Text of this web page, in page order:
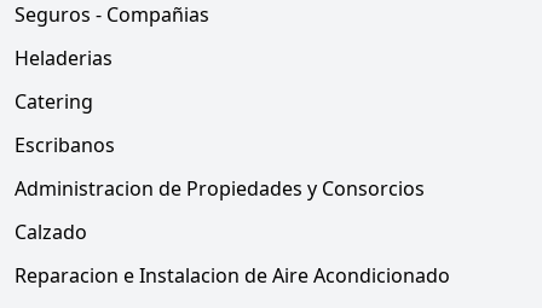
Seguros - Compañias
Heladerias
Catering
Escribanos
Administracion de Propiedades y Consorcios
Calzado
Reparacion e Instalacion de Aire Acondicionado